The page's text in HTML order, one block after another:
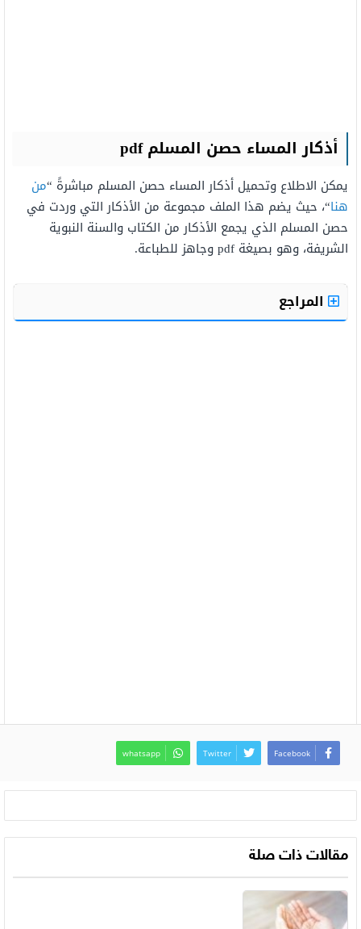
أذكار المساء حصن المسلمpdf
يمكن الاطلاع وتحميل أذكار المساء حصن المسلم مباشرةً “من
هنا“، حيث يضم هذا الملف مجموعة من الأذكار التي وردت في
حصن المسلم الذي يجمع الأذكار من الكتاب والسنة النبوية
الشريفة، وهو بصيغة pdf وجاهز للطباعة.
المراجع
Facebook
Twitter
whatsapp
مقالات ذات صلة